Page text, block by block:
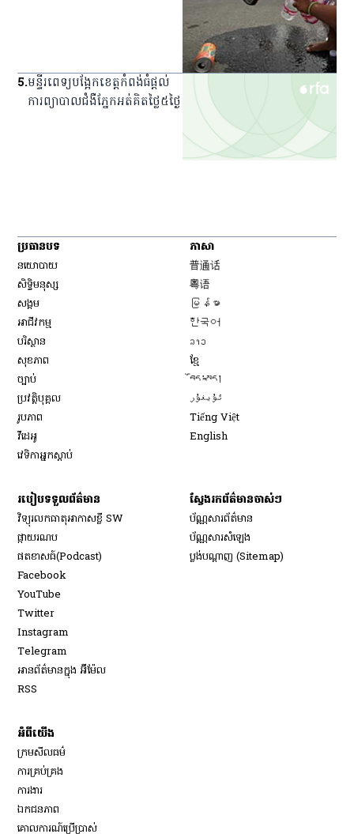
5.មន្ទីរពេទ្យ​បង្អែក​ខេត្ត​កំពង់ធំ​ផ្ដល់​
ការ​ព្យាបាល​ជំងឺ​ភ្នែក​អត់​គិត​ថ្លៃ​៥​ថ្ងៃ
ប្រធានបទ
នយោបាយ
សិទ្ធិ​មនុស្ស
សង្គម
អាជីវកម្ម
បរិស្ថាន
សុខភាព
ច្បាប់
ប្រវត្តិបុគ្គល
រូបភាព
វីដេអូ
វេទិកា​អ្នក​ស្ដាប់
ភាសា
普通话
粤语
မြန်မာ
한국어
ລາວ
ខ្មែ
བོད་སྐད།
ئۇيغۇر
Tiếng Việt
English
របៀប​ទទួល​ព័ត៌មាន​
វិទ្យុ​រលក​ធាតុអាកាស​ខ្លី SW
​ផ្កាយ​រណប
​ផតខាសធ៍(Podcast)
Facebook
YouTube
Twitter
Instagram
Telegram
អានព័ត៌មានក្នុង អ៊ីម៉ែល
RSS
ស្វែងរកព័ត៌មានចាស់ៗ
ប័ណ្ណសារ​ព័ត៌មាន​
ប័ណ្ណសារ​សំឡេង
ប្លង់បណ្តាញ (Sitemap)
អំពីយើង
ក្រមសីលធម៌
ការគ្រប់គ្រង
ការងារ
ឯកជនភាព
គោលការណ៍ប្រើប្រាស់